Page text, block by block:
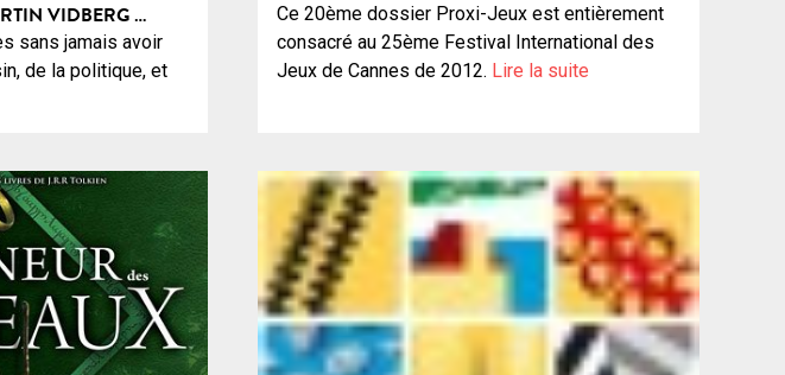
VIDBERG …
sans jamais avoir
de la politique, et
Ce 20ème dossier Proxi-Jeux est entièrement
consacré au 25ème Festival International des
Jeux de Cannes de 2012. Lire la suite